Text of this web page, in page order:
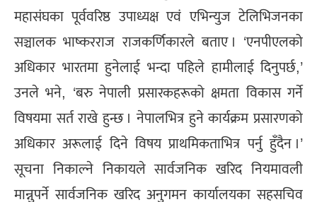
महासंघका पूर्ववरिष्ठ उपाध्यक्ष एवं एभिन्युज टेलिभिजनका
सञ्चालक भाष्करराज राजकर्णिकारले बताए । ‘एनपीएलको
अधिकार भारतमा हुनेलाई भन्दा पहिले हामीलाई दिनुपर्छ,’
उनले भने, ‘बरु नेपाली प्रसारकहरूको क्षमता विकास गर्ने
विषयमा सर्त राखे हुन्छ । नेपालभित्र हुने कार्यक्रम प्रसारणको
अधिकार अरूलाई दिने विषय प्राथमिकताभित्र पर्नु हुँदैन ।’
सूचना निकाल्ने निकायले सार्वजनिक खरिद नियमावली
मान्नुपर्ने सार्वजनिक खरिद अनुगमन कार्यालयका सहसचिव